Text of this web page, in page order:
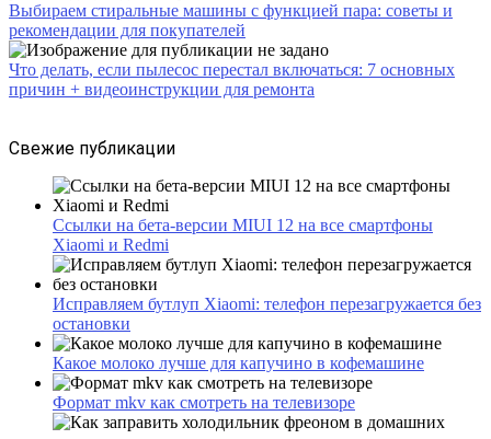
Выбираем стиральные машины с функцией пара: советы и
рекомендации для покупателей
Что делать, если пылесос перестал включаться: 7 основных
причин + видеоинструкции для ремонта
Свежие публикации
Ссылки на бета-версии MIUI 12 на все смартфоны
Xiaomi и Redmi
Исправляем бутлуп Xiaomi: телефон перезагружается без
остановки
Какое молоко лучше для капучино в кофемашине
Формат mkv как смотреть на телевизоре